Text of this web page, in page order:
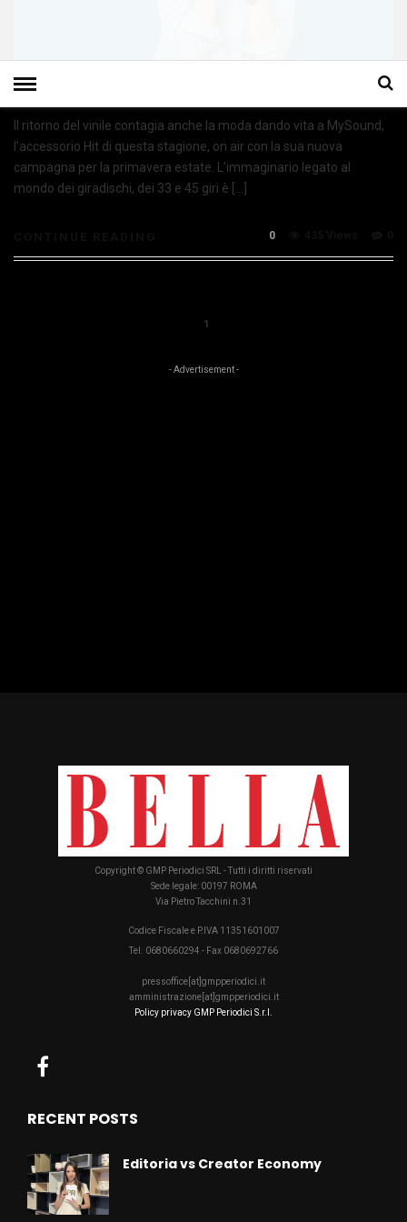
Il ritorno del vinile contagia anche la moda dando vita a MySound,
l’accessorio Hit di questa stagione, on air con la sua nuova
campagna per la primavera estate. L’immaginario legato al
mondo dei giradischi, dei 33 e 45 giri è […]
0
1
- Advertisement -
Copyright © GMP Periodici SRL - Tutti i diritti riservati
Sede legale: 00197 ROMA
Via Pietro Tacchini n.31
Codice Fiscale e P.IVA 11351601007
Tel. 0680660294 - Fax 0680692766
pressoffice[at]gmpperiodici.it
amministrazione[at]gmpperiodici.it
Policy privacy GMP Periodici S.r.l.
RECENT POSTS
Editoria vs Creator Economy